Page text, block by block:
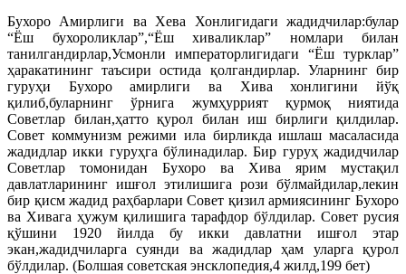
Бухоро Амирлиги ва Хева Хонлигидаги жадидчилар:булар
“Ёш бухороликлар”,“Ёш хиваликлар” номлари билан
танилгандирлар,Усмонли императорлигидаги “Ёш турклар”
ҳаракатининг таъсири остида қолгандирлар. Уларнинг бир
гуруҳи Бухоро амирлиги ва Хива хонлигини йўқ
қилиб,буларнинг ўрнига жумҳуррият қурмоқ ниятида
Советлар билан,ҳатто қурол билан иш бирлиги қилдилар.
Совет коммунизм режими ила бирликда ишлаш масаласида
жадидлар икки гуруҳга бўлинадилар. Бир гуруҳ жадидчилар
Советлар томонидан Бухоро ва Хива ярим мустақил
давлатларининг ишғол этилишига рози бўлмайдилар,лекин
бир қисм жадид раҳбарлари Совет қизил армиясининг Бухоро
ва Хивага ҳужум қилишига тарафдор бўлдилар. Совет русия
қўшини 1920 йилда бу икки давлатни ишғол этар
экан,жадидчиларга суянди ва жадидлар ҳам уларга қурол
бўлдилар. (Болшая советская энсклопедия,4 жилд,199 бет)